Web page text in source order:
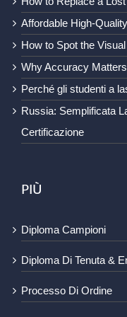
Affordable High-
How to Spot the
Why Accuracy
Perché gli studenti a
Russia: Semplificata
Certificazione
PIÙ
Diploma Campioni
Diploma Di Tenuta &
Processo Di Ordine